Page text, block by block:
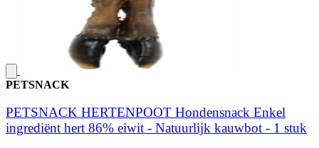
PETSNACK
PETSNACK HERTENPOOT Hondensnack Enkel
ingrediënt hert 86% eiwit - Natuurlijk kauwbot - 1 stuk